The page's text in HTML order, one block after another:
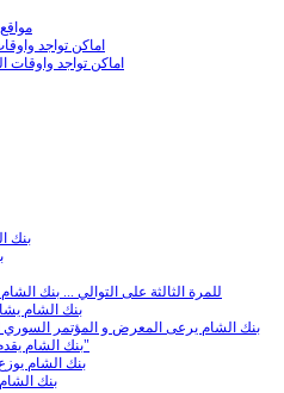
اماكن تواجد
اماكن تواجد
بنك
للمرة الثالثة على التوالي ... بنك
بنك الشام
بنك الشام يرعى المعرض و المؤتمر السوري
بنك الشام يقدم فرصاً استثمارية متميزة مع وديعة "فرصة"
بنك الشام
بنك